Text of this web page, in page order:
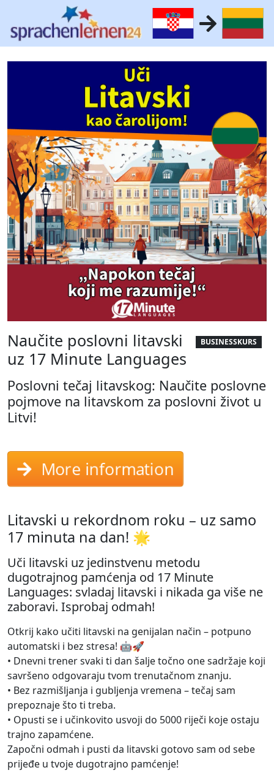
BUSINESSKURS
Naučite poslovni litavski
uz 17 Minute Languages
Poslovni tečaj litavskog: Naučite poslovne
pojmove na litavskom za poslovni život u
Litvi!
More information
Litavski u rekordnom roku – uz samo
17 minuta na dan! 🌟
Uči litavski uz jedinstvenu metodu
dugotrajnog pamćenja od 17 Minute
Languages: svladaj litavski i nikada ga više ne
zaboravi. Isprobaj odmah!
Otkrij kako učiti litavski na genijalan način – potpuno
automatski i bez stresa! 🤖🚀
• Dnevni trener svaki ti dan šalje točno one sadržaje koji
savršeno odgovaraju tvom trenutačnom znanju.
• Bez razmišljanja i gubljenja vremena – tečaj sam
prepoznaje što ti treba.
• Opusti se i učinkovito usvoji do 5000 riječi koje ostaju
trajno zapamćene.
Započni odmah i pusti da litavski gotovo sam od sebe
prijeđe u tvoje dugotrajno pamćenje!